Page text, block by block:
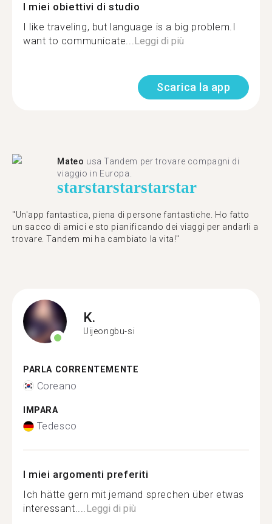
I miei obiettivi di studio
I like traveling, but language is a big problem.I
want to communicate...Leggi di più
Scarica la app
Mateo usa Tandem per trovare compagni di
viaggio in Europa.
starstarstarstarstar
"Un'app fantastica, piena di persone fantastiche. Ho fatto
un sacco di amici e sto pianificando dei viaggi per andarli a
trovare. Tandem mi ha cambiato la vita!"
K.
Uijeongbu-si
PARLA CORRENTEMENTE
Coreano
IMPARA
Tedesco
I miei argomenti preferiti
Ich hätte gern mit jemand sprechen über etwas
interessant....Leggi di più